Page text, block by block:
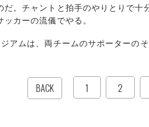
だ。チャントと拍手のやりとりで十
カーの流儀でやる。
アムは、両チームのサポーターのそ
BACK 1 2